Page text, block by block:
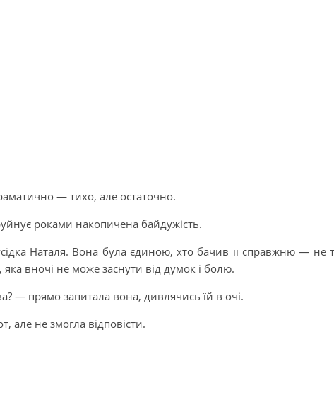
— тихо, але остаточно.
роками накопичена байдужість.
Наталя. Вона була єдиною, хто бачив її справжню — не
вночі не може заснути від думок і болю.
— прямо запитала вона, дивлячись їй в очі.
але не змогла відповісти.